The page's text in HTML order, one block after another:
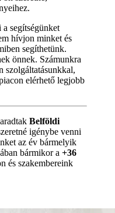
segítségünket
hívjon minket és
segíthetünk.
önnek. Számunkra
szolgáltatásunkkal,
elérhető legjobb
Belföldi
igénybe venni
az év bármelyik
bármikor a +36
és szakembereink